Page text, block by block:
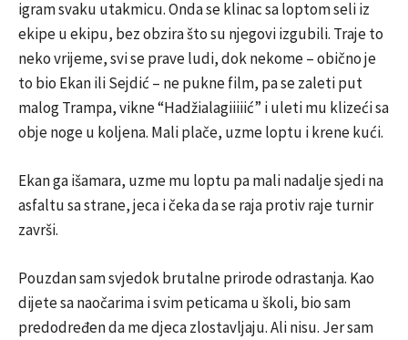
igram svaku utakmicu. Onda se klinac sa loptom seli iz
ekipe u ekipu, bez obzira što su njegovi izgubili. Traje to
neko vrijeme, svi se prave ludi, dok nekome – obično je
to bio Ekan ili Sejdić – ne pukne film, pa se zaleti put
malog Trampa, vikne “Hadžialagiiiiić” i uleti mu klizeći sa
obje noge u koljena. Mali plače, uzme loptu i krene kući.
Ekan ga išamara, uzme mu loptu pa mali nadalje sjedi na
asfaltu sa strane, jeca i čeka da se raja protiv raje turnir
završi.
Pouzdan sam svjedok brutalne prirode odrastanja. Kao
dijete sa naočarima i svim peticama u školi, bio sam
predodređen da me djeca zlostavljaju. Ali nisu. Jer sam